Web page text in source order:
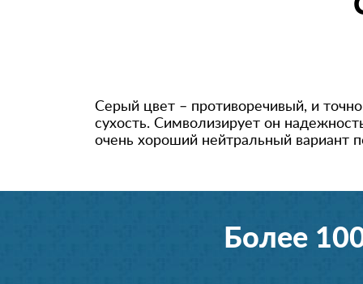
Серый цвет – противоречивый, и
сухость. Символизирует он
очень хороший нейтральный вариант
Более